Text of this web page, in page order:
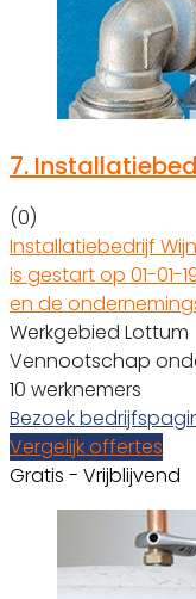
7.
(0)
Installatiebedrijf
is gestart op 01-01-
en de
Werkgebied Lottum
Vennootschap
10 werknemers
Bezoek
Vergelijk offertes
Gratis - Vrijblijvend